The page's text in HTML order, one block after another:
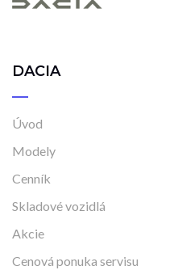
DACIA
Úvod
Modely
Cenník
Skladové vozidlá
Akcie
Cenová ponuka servisu